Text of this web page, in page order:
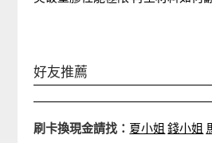
好友推薦
刷卡換現金請找： 夏小姐 錢小姐